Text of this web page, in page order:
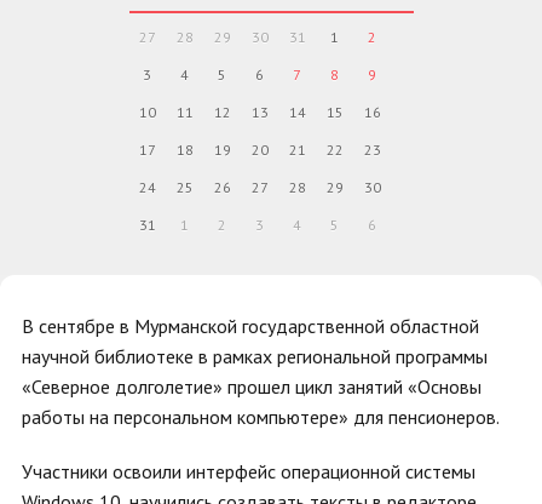
В сентябре в Мурманской государственной областной
научной библиотеке в рамках региональной программы
«Северное долголетие» прошел цикл занятий «Основы
работы на персональном компьютере» для пенсионеров.
Участники освоили интерфейс операционной системы
27 28 29 30 31 1 2
3 4 5 6 7 8 9
10 11 12 13 14 15 16
17 18 19 20 21 22 23
24 25 26 27 28 29 30
31 1 2 3 4 5 6